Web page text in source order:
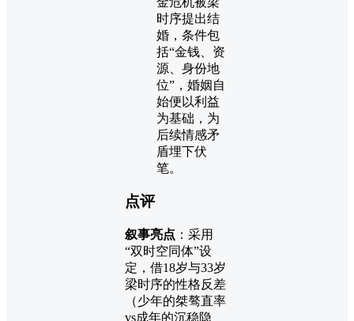
时序提出结
婚，条件包
括“金钱、资
源、身份地
位”，婚姻自
始便以利益
为基础，为
后续情感矛
盾埋下伏
笔。
点评
叙事亮点 ：采用
“双时空同体”设
定，借18岁与33岁
梁时序的性格反差
（少年的桀骜直率
vs成年的沉稳隐